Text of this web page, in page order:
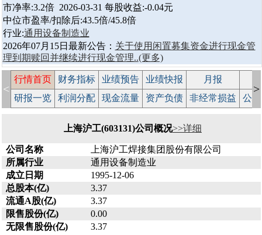
市净率:3.2倍 2026-03-31 每股收益:-0.04元
中位市盈率/扣除后:43.5倍/45.8倍
行业:通用设备制造业
2026年07月15日最新公告： 关于使用闲置募集资金进行现金管
理到期赎回并继续进行现金管理..(更多)
<
行情首页 财务指标 业绩预告 业绩快报 月报
研报一览
利润分配 现金流量 资产负债 非经常损益 公
>
上海沪工(603131)公司概况>>详细
公司名称
上海沪工焊接集团股份有限公司
所属行业
通用设备制造业
成立日期
1995-12-06
总股本(亿)
3.37
流通A股(亿)
3.37
限售股份(亿)
0.00
无限售股份(亿)
3.37